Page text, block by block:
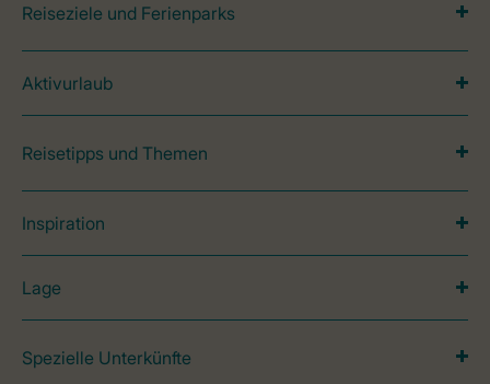
Reiseziele und Ferienparks
Aktivurlaub
Reisetipps und Themen
Inspiration
Lage
Spezielle Unterkünfte